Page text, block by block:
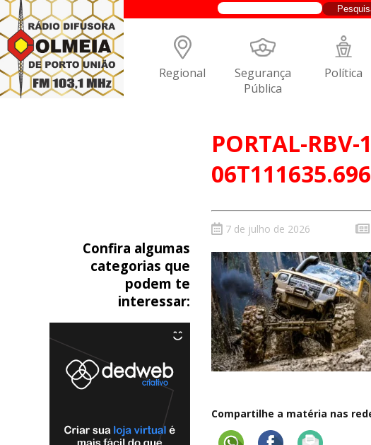
Regional Segurança
Pública
Política
PORTAL-
Confira algumas
categorias que
podem te
interessar:
7 de julho de 2026
Compartilhe a matéria nas